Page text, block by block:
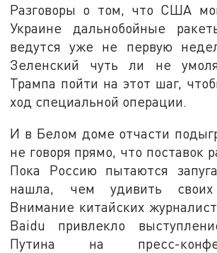
Разговоры о том, что США
Украине дальнобойные
ведутся уже не первую
Зеленский чуть ли не
Трампа пойти на этот шаг,
ход специальной операции.
И в Белом доме отчасти
не говоря прямо, что поставок
Пока Россию пытаются
нашла, чем удивить своих
Внимание китайских
Baidu привлекло
Путина на пресс-